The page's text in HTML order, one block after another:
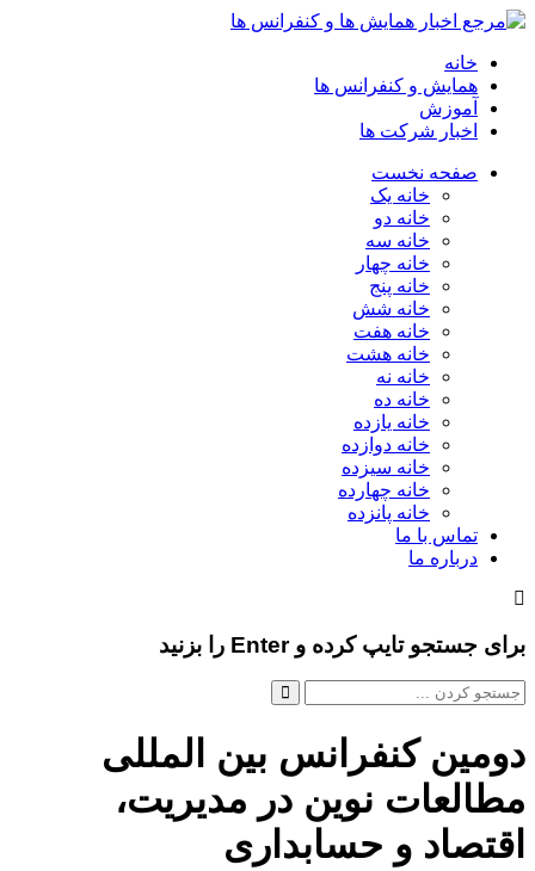
خانه
همایش و کنفرانس ها
آموزش
اخبار شرکت ها
صفحه نخست
خانه یک
خانه دو
خانه سه
خانه چهار
خانه پنج
خانه شش
خانه هفت
خانه هشت
خانه نه
خانه ده
خانه یازده
خانه دوازده
خانه سیزده
خانه چهارده
خانه پانزده
تماس با ما
درباره ما
برای جستجو تایپ کرده و Enter را بزنید
دومین کنفرانس بین المللی
مطالعات نوین در مدیریت،
اقتصاد و حسابداری